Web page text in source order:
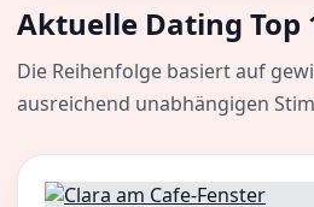
Aktuelle Dating Top
Die Reihenfolge basiert auf
ausreichend unabhängigen